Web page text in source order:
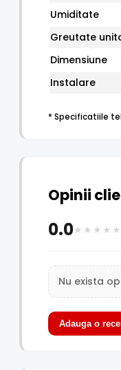
Umiditate
Greutate
Dimensiune
Instalare
* Specificatiile
Opinii
0.0
Nu exista
Adauga o